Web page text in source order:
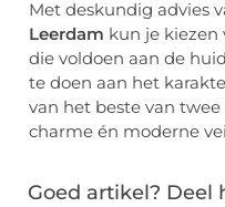
Met deskundig advies
Leerdam kun je kiezen
die voldoen aan de
te doen aan het
van het beste van
charme én moderne
Goed artikel? Deel